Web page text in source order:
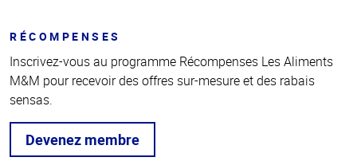
RÉCOMPENSES
Inscrivez-vous au programme Récompenses Les Aliments
M&M pour recevoir des offres sur-mesure et des rabais
sensas.
Devenez membre